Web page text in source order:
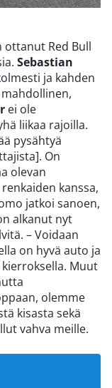
ottanut Red Bull
Sebastian
ja kahden
ei ole
liikaa rajoilla.
pysähtyä
On
olevan
kanssa,
jatkoi sanoen,
alkanut nyt
– Voidaan
on hyvä auto ja
Muut
olemme
kisasta sekä
vahva meille.